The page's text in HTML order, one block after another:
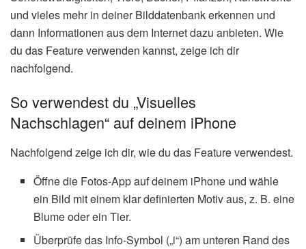
und vieles mehr in deiner Bilddatenbank erkennen und
dann Informationen aus dem Internet dazu anbieten. Wie
du das Feature verwenden kannst, zeige ich dir
nachfolgend.
So verwendest du „Visuelles
Nachschlagen“ auf deinem iPhone
Nachfolgend zeige ich dir, wie du das Feature verwendest.
Öffne die Fotos-App auf deinem iPhone und wähle
ein Bild mit einem klar definierten Motiv aus, z. B. eine
Blume oder ein Tier.
Überprüfe das Info-Symbol („i“) am unteren Rand des